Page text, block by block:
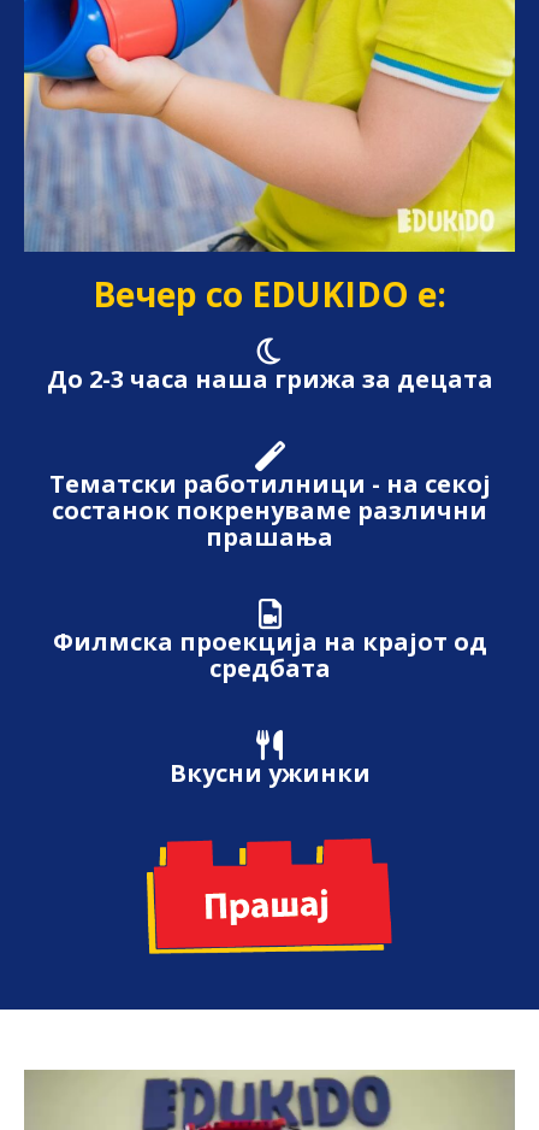
Вечер со EDUKIDO е:
До 2-3 часа наша грижа за децата
Тематски работилници - на секој
состанок покренуваме различни
прашања
Филмска проекција на крајот од
средбата
Вкусни ужинки